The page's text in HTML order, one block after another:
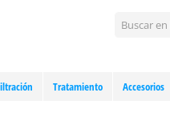
Tratamiento Accesorios